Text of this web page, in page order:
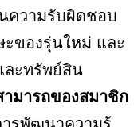
ความรับผิดชอบ
ของรุ่นใหม่ และ
ละทรัพย์สิน
มารถของสมาชิก